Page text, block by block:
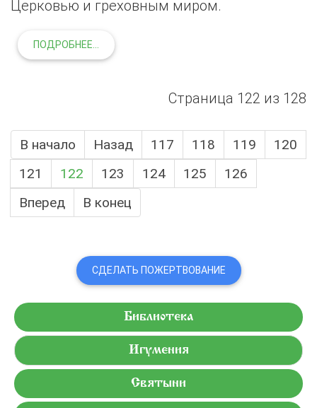
Церковью и греховным миром.
ПОДРОБНЕЕ...
Страница 122 из 128
В начало Назад 117 118 119
120
121
122 123 124 125
126
Вперед
В конец
СДЕЛАТЬ ПОЖЕРТВОВАНИЕ
Библиотека
Игумения
Святыни